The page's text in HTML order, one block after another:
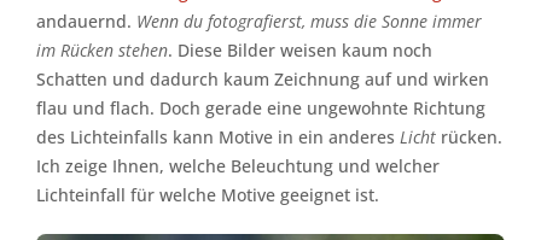
andauernd. Wenn du fotografierst, muss die Sonne immer
im Rücken stehen. Diese Bilder weisen kaum noch
Schatten und dadurch kaum Zeichnung auf und wirken
flau und flach. Doch gerade eine ungewohnte Richtung
des Lichteinfalls kann Motive in ein anderes Licht rücken.
Ich zeige Ihnen, welche Beleuchtung und welcher
Lichteinfall für welche Motive geeignet ist.